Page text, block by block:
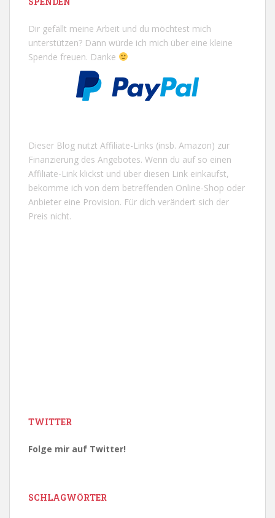
Dir gefällt meine Arbeit und du möchtest mich
unterstützen? Dann würde ich mich über eine kleine
Spende freuen. Danke
Dieser Blog nutzt Affiliate-Links (insb. Amazon) zur
Finanzierung des Angebotes. Wenn du auf so einen
Affiliate-Link klickst und über diesen Link einkaufst,
bekomme ich von dem betreffenden Online-Shop oder
Anbieter eine Provision. Für dich verändert sich der
Preis nicht.
TWITTER
Folge mir auf Twitter!
SCHLAGWÖRTER